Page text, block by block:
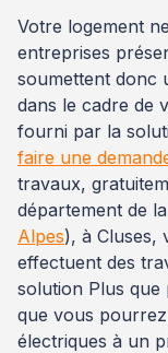
Votre logement
entreprises
soumettent donc
dans le cadre de
fourni par la
faire une
travaux,
département de la
Alpes), à Cluses,
effectuent des
solution Plus
que vous
électriques à un